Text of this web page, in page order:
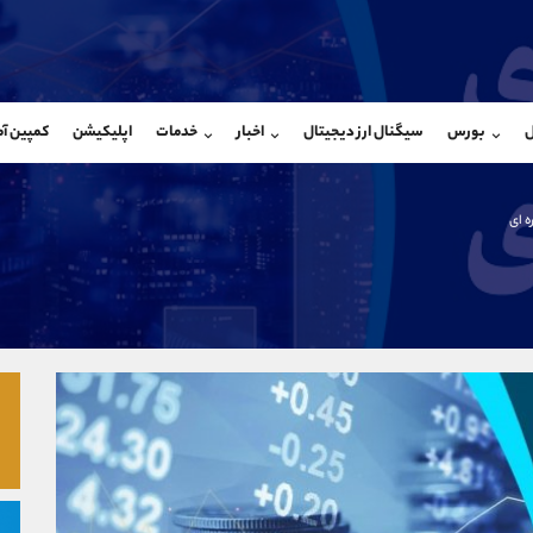
بورس سیگنال ارز دیجیتال اخبار خدمات اپلیکیشن کمپین
ای
شروع گفتگو
@Armteam_admin_33
118
واتساپ شروع
داخلی